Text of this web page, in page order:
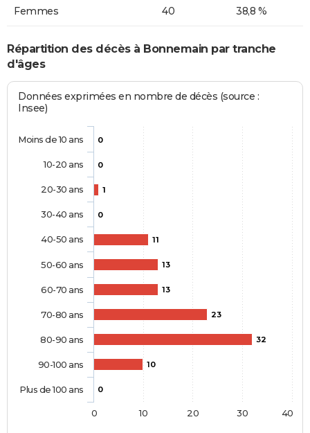
Femmes 40 38,8 %
Répartition des décès à Bonnemain par tranche
d'âges
Données exprimées en nombre de décès (source :
Insee)
0
0
1
0
11
13
13
23
32
10
0
Moins de 10 ans
10-20 ans
20-30 ans
30-40 ans
40-50 ans
50-60 ans
60-70 ans
70-80 ans
80-90 ans
90-100 ans
Plus de 100 ans
0 10 20 30 40